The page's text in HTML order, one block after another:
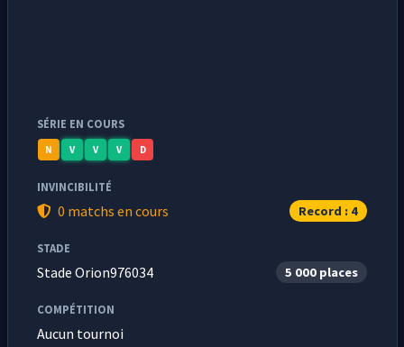
SÉRIE EN COURS
N V V V D
INVINCIBILITÉ
0 matchs en cours Record : 4
STADE
Stade Orion976034 5 000 places
COMPÉTITION
Aucun tournoi